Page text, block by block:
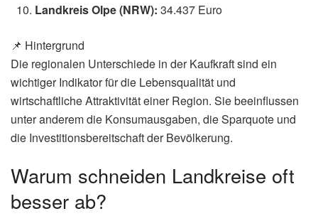
Landkreis Olpe (NRW): 34.437 Euro
📌 Hintergrund
Die regionalen Unterschiede in der Kaufkraft sind ein
wichtiger Indikator für die Lebensqualität und
wirtschaftliche Attraktivität einer Region. Sie beeinflussen
unter anderem die Konsumausgaben, die Sparquote und
die Investitionsbereitschaft der Bevölkerung.
Warum schneiden Landkreise oft
besser ab?